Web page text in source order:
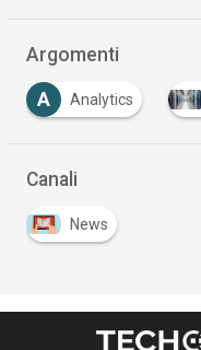
Argomenti
A Analytics
Canali
News